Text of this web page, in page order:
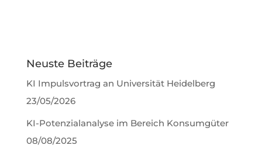
Neuste Beiträge
KI Impulsvortrag an Universität Heidelberg
23/05/2026
KI-Potenzialanalyse im Bereich Konsumgüter
08/08/2025